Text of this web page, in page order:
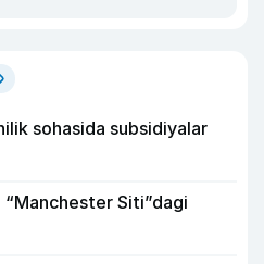
sohasida subsidiyalar
Siti”dagi